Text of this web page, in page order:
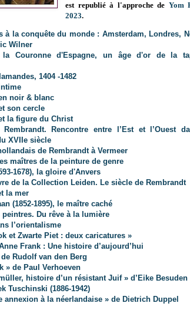
est republié à l'approche de Yom
2023.
à la conquête du monde : Amsterdam, Londres,
Wilner
la Couronne d'Espagne, un âge d'or de la
1404 -1482
noir & blanc
son cercle
la figure du Christ
Rembrandt. Rencontre entre l’Est et l’Ouest
XVIIe siècle
de Rembrandt à Vermeer
maîtres de la peinture de genre
1678), la gloire d'Anvers
de la Collection Leiden. Le siècle de Rembrandt
la mer
(1852-1895), le maître caché
peintres. Du rêve à la lumière
l’orientalisme
et Zwarte Piet : deux caricatures »
Frank : Une histoire d’aujourd’hui
Rudolf van den Berg
» de Paul Verhoeven
histoire d’un résistant Juif » d’Eike Besuden
Tuschinski (1886-1942)
annexion à la néerlandaise » de Dietrich Duppel